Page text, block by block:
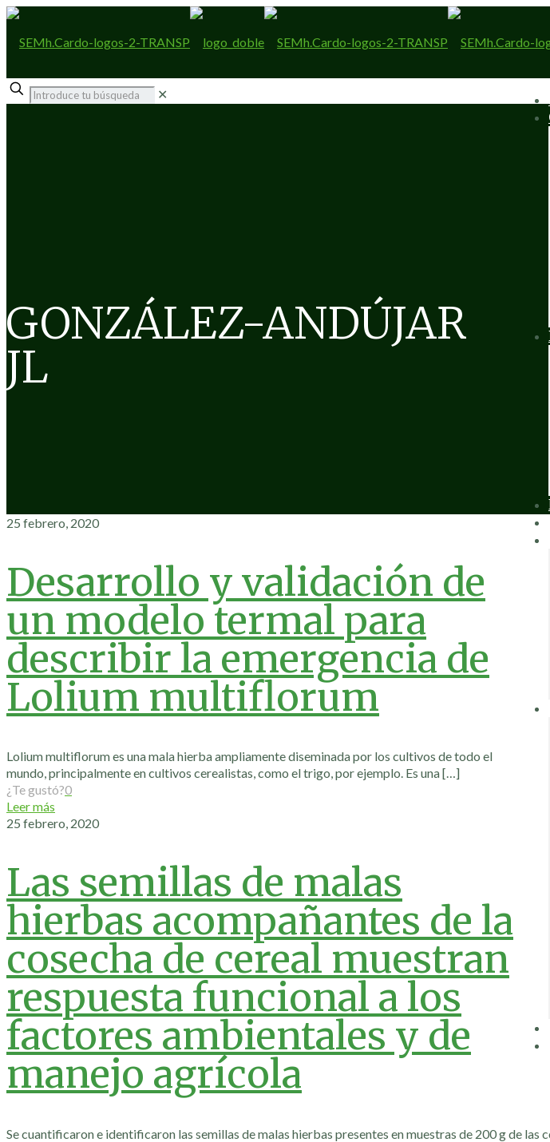
✕
GONZÁLEZ-ANDÚJAR
JL
25 febrero, 2020
Desarrollo y validación de
un modelo termal para
describir la emergencia de
Lolium multiflorum
Lolium multiflorum es una mala hierba ampliamente diseminada por los cultivos de todo el
mundo, principalmente en cultivos cerealistas, como el trigo, por ejemplo. Es una[…]
¿Te gustó?0
Leer más
25 febrero, 2020
Las semillas de malas
hierbas acompañantes de la
cosecha de cereal muestran
respuesta funcional a los
factores ambientales y de
manejo agrícola
Se cuantificaron e identificaron las semillas de malas hierbas presentes en muestras de 200 g de